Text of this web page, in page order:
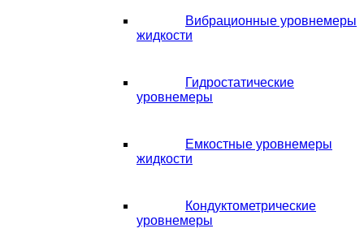
Вибрационные уровнемеры
жидкости
Гидростатические
уровнемеры
Емкостные уровнемеры
жидкости
Кондуктометрические
уровнемеры